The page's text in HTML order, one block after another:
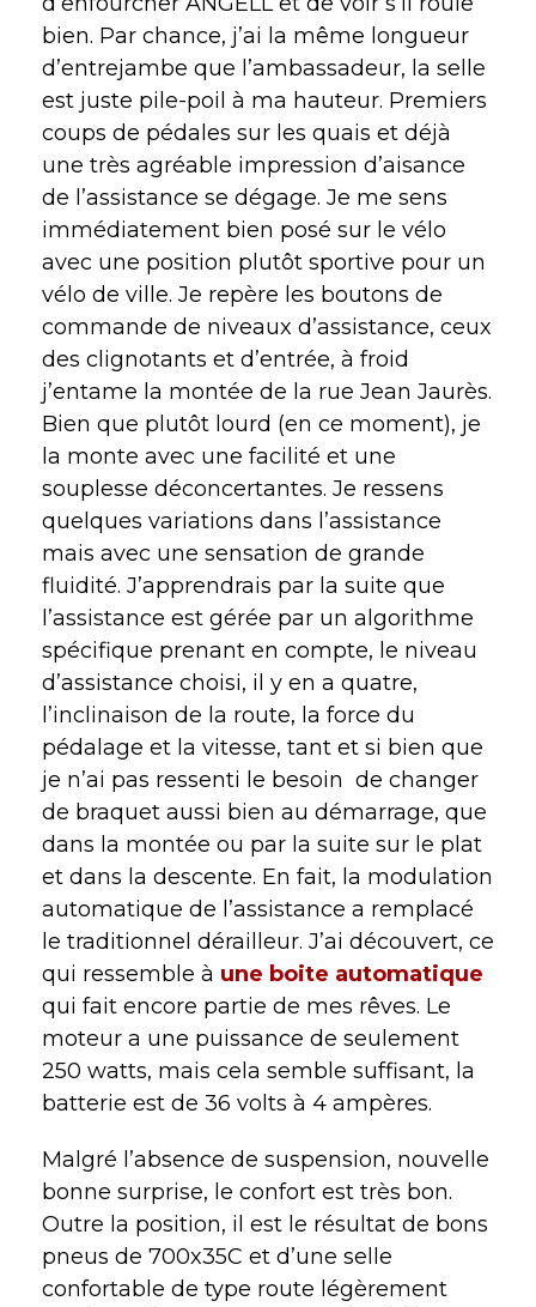
bien. Par chance, j’ai la même longueur
d’entrejambe que l’ambassadeur, la selle
est juste pile-poil à ma hauteur. Premiers
coups de pédales sur les quais et déjà
une très agréable impression d’aisance
de l’assistance se dégage. Je me sens
immédiatement bien posé sur le vélo
avec une position plutôt sportive pour un
vélo de ville. Je repère les boutons de
commande de niveaux d’assistance, ceux
des clignotants et d’entrée, à froid
j’entame la montée de la rue Jean Jaurès.
Bien que plutôt lourd (en ce moment), je
la monte avec une facilité et une
souplesse déconcertantes. Je ressens
quelques variations dans l’assistance
mais avec une sensation de grande
fluidité. J’apprendrais par la suite que
l’assistance est gérée par un algorithme
spécifique prenant en compte, le niveau
d’assistance choisi, il y en a quatre,
l’inclinaison de la route, la force du
pédalage et la vitesse, tant et si bien que
je n’ai pas ressenti le besoin de changer
de braquet aussi bien au démarrage, que
dans la montée ou par la suite sur le plat
et dans la descente. En fait, la modulation
automatique de l’assistance a remplacé
le traditionnel dérailleur. J’ai découvert, ce
qui ressemble à une boite automatique
qui fait encore partie de mes rêves. Le
moteur a une puissance de seulement
250 watts, mais cela semble suffisant, la
batterie est de 36 volts à 4 ampères.
Malgré l’absence de suspension, nouvelle
bonne surprise, le confort est très bon.
Outre la position, il est le résultat de bons
pneus de 700x35C et d’une selle
confortable de type route légèrement